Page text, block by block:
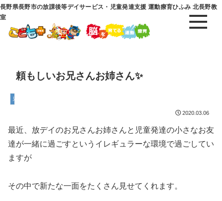
長野県長野市の放課後等デイサービス・児童発達支援 運動療育ひふみ 北長野教
室
頼もしいお兄さんお姉さん✨
児童発達支援
2020.03.06
最近、放デイのお兄さんお姉さんと児童発達の小さなお友
達が一緒に過ごすというイレギュラーな環境で過ごしてい
ますが
その中で新たな一面をたくさん見せてくれます。